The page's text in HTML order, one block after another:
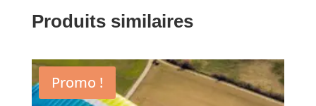
Produits similaires
Promo !